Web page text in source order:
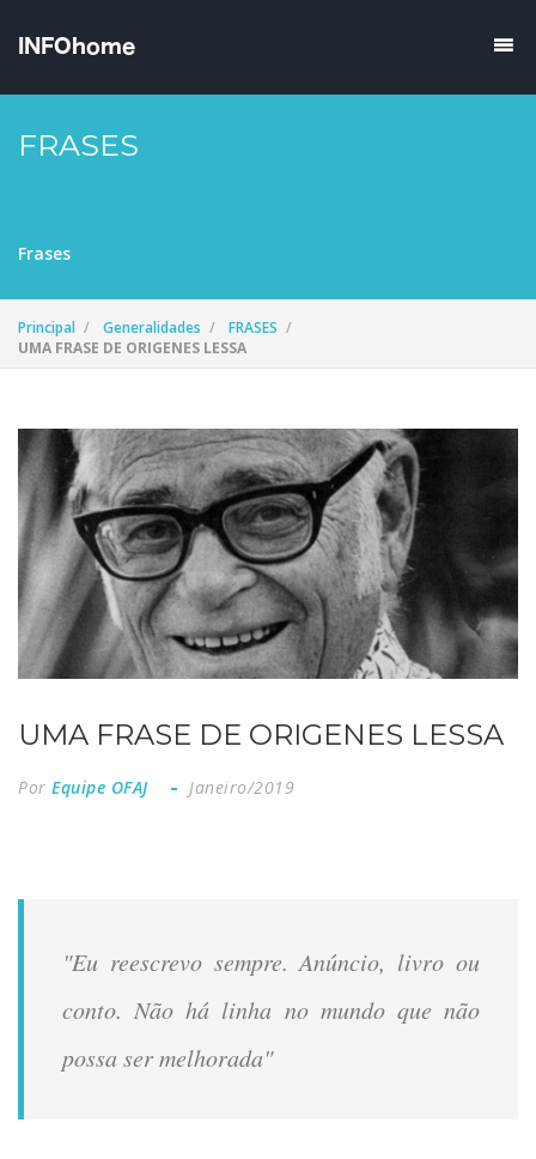
FRASES
Frases
Principal Generalidades
FRASES
UMA FRASE DE ORIGENES LESSA
UMA FRASE DE ORIGENES LESSA
Por Equipe OFAJ Janeiro/2019
"Eu reescrevo sempre. Anúncio, livro ou
conto. Não há linha no mundo que não
possa ser melhorada"